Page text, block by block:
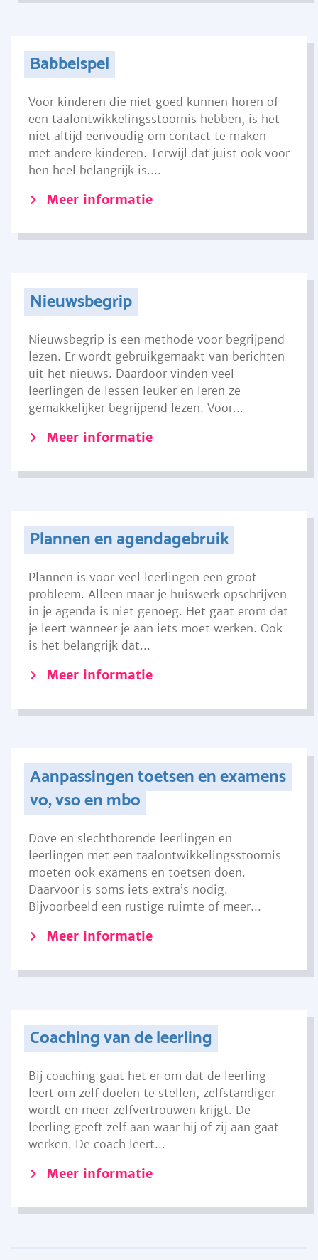
Babbelspel
Voor kinderen die niet goed kunnen horen of
een taalontwikkelingsstoornis hebben, is het
niet altijd eenvoudig om contact te maken
met andere kinderen. Terwijl dat juist ook voor
hen heel belangrijk is....
Meer informatie
Nieuwsbegrip
Nieuwsbegrip is een methode voor begrijpend
lezen. Er wordt gebruikgemaakt van berichten
uit het nieuws. Daardoor vinden veel
leerlingen de lessen leuker en leren ze
gemakkelijker begrijpend lezen. Voor...
Meer informatie
Plannen en agendagebruik
Plannen is voor veel leerlingen een groot
probleem. Alleen maar je huiswerk opschrijven
in je agenda is niet genoeg. Het gaat erom dat
je leert wanneer je aan iets moet werken. Ook
is het belangrijk dat...
Meer informatie
Aanpassingen toetsen en examens
vo, vso en mbo
Dove en slechthorende leerlingen en
leerlingen met een taalontwikkelingsstoornis
moeten ook examens en toetsen doen.
Daarvoor is soms iets extra’s nodig.
Bijvoorbeeld een rustige ruimte of meer...
Meer informatie
Coaching van de leerling
Bij coaching gaat het er om dat de leerling
leert om zelf doelen te stellen, zelfstandiger
wordt en meer zelfvertrouwen krijgt. De
leerling geeft zelf aan waar hij of zij aan gaat
werken. De coach leert...
Meer informatie